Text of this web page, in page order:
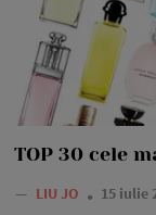
TOP 30 cele
— LIU JO 15 iulie